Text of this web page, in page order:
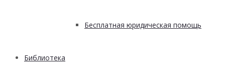
Бесплатная юридическая помощь
Библиотека